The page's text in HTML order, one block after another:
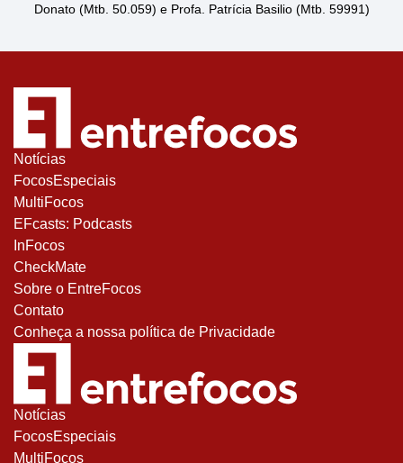
Donato (Mtb. 50.059) e Profa. Patrícia Basilio (Mtb. 59991)
Notícias
FocosEspeciais
MultiFocos
EFcasts: Podcasts
InFocos
CheckMate
Sobre o EntreFocos
Contato
Conheça a nossa política de Privacidade
Notícias
FocosEspeciais
MultiFocos